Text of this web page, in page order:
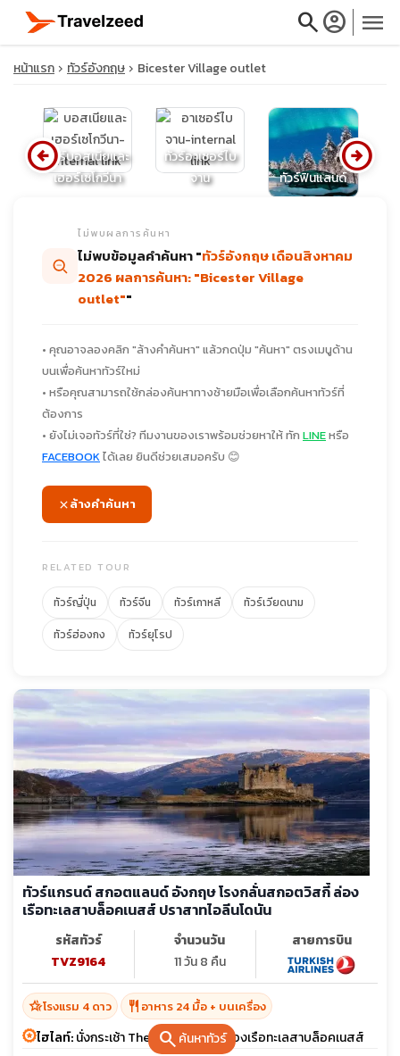
searchaccount_circle menu
close
calendar_month
หน้าแรก ทัวร์อังกฤษ Bicester Village outlet
ทัวร์บอสเนียและ
เฮอร์เซโกวีนา
ทัวร์อาเซอร์ไบ
จาน
ทัวร์ฟินแลนด์
arrow_circle_left arrow_circle_right
searchค้นหาทัวร์
ไม่พบผลการค้นหา
ไม่พบข้อมูลคำค้นหา "ทัวร์อังกฤษ เดือนสิงหาคม
2026 ผลการค้นหา: "Bicester Village
outlet""
• คุณอาจลองคลิก "ล้างคำค้นหา" แล้วกดปุ่ม "ค้นหา" ตรงเมนูด้าน
บนเพื่อค้นหาทัวร์ใหม่
• หรือคุณสามารถใช้กล่องค้นหาทางซ้ายมือเพื่อเลือกค้นหาทัวร์ที่
ต้องการ
• ยังไม่เจอทัวร์ที่ใช่? ทีมงานของเราพร้อมช่วยหาให้ ทัก LINEหรือ
FACEBOOKได้เลย ยินดีช่วยเสมอครับ 😊
ล้างคำค้นหา
RELATED TOUR
ทัวร์ญี่ปุ่น ทัวร์จีน ทัวร์เกาหลี
ทัวร์เวียดนาม
ทัวร์ฮ่องกง
ทัวร์ยุโรป
ทัวร์แกรนด์ สกอตแลนด์ อังกฤษ โรงกลั่นสกอตวิสกี้ ล่อง
เรือทะเลสาบล็อคเนสส์ ปราสาทไอลีนโดนัน
รหัสทัวร์
TVZ9164
จำนวนวัน
11 วัน 8 คืน
สายการบิน
hotel_classโรงแรม 4 ดาว restaurant อาหาร 24 มื้อ + บนเครื่อง
ไฮไลท์:นั่งกระเช้า The Nevis Range ล่องเรือทะเลสาบล็อคเนสส์